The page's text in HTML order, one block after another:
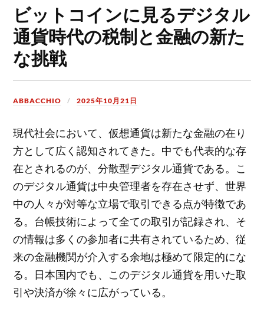
ビットコインに見るデジタル
通貨時代の税制と金融の新た
な挑戦
ABBACCHIO 2025年10月21日
現代社会において、仮想通貨は新たな金融の在り
方として広く認知されてきた。 中でも代表的な存
在とされるのが、分散型デジタル通貨である。こ
のデジタル通貨は中央管理者を存在させず、世界
中の人々が対等な立場で取引できる点が特徴であ
る。台帳技術によって全ての取引が記録され、そ
の情報は多くの参加者に共有されているため、従
来の金融機関が介入する余地は極めて限定的にな
る。日本国内でも、このデジタル通貨を用いた取
引や決済が徐々に広がっている。